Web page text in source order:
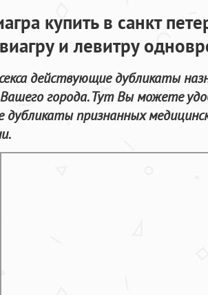
купить в санкт
и левитру
действующие дубликаты
города. Тут Вы можете
дубликаты признанных